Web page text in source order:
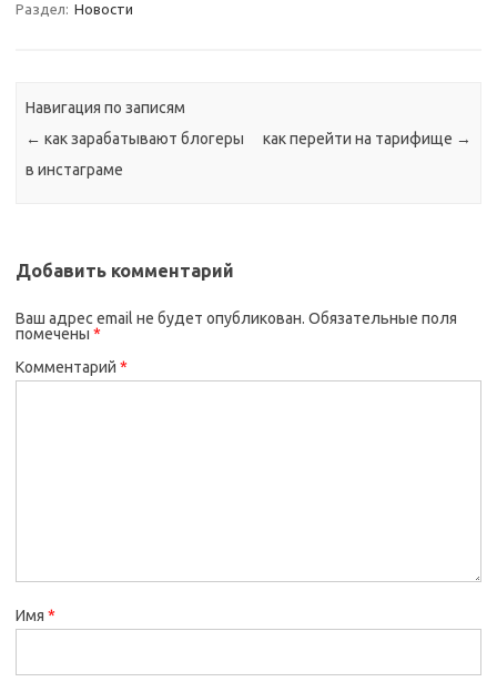
Раздел: Новости
Навигация по записям
← как зарабатывают блогеры
в инстаграме
как перейти на тарифище →
Добавить комментарий
Ваш адрес email не будет опубликован. Обязательные поля
помечены *
Комментарий *
Имя *